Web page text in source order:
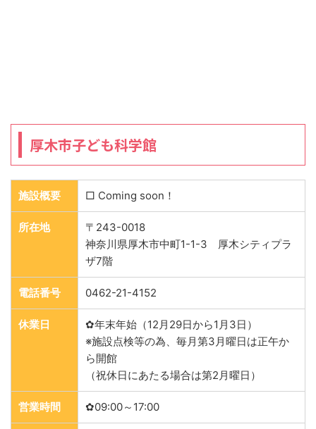
厚木市子ども科学館
施設概要 □ Coming soon！
所在地
〒243-0018
神奈川県厚木市中町1-1-3 厚木シティプラ
ザ7階
電話番号 0462-21-4152
休業日
✿年末年始（12月29日から1月3日）
※施設点検等の為、毎月第3月曜日は正午か
ら開館
（祝休日にあたる場合は第2月曜日）
営業時間 ✿09:00～17:00